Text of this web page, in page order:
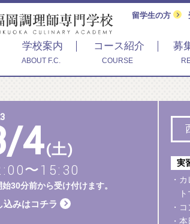
留学生の方
学校案内
ABOUT F.C.
コース紹介
COURSE
募
/4(土)
〜15:30
30分前から受け付けます。
込みはコチラ
実
・
ト
・
・